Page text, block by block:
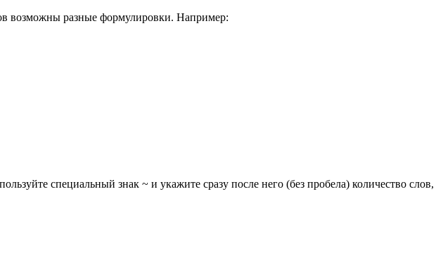
возможны разные формулировки. Например:
специальный знак ~ и укажите сразу после него (без пробела) количество слов,